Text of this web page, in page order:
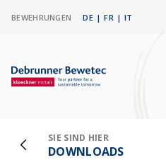
BEWEHRUNGEN IT
|
FR
|
DE
SIE SIND HIER
DOWNLOADS